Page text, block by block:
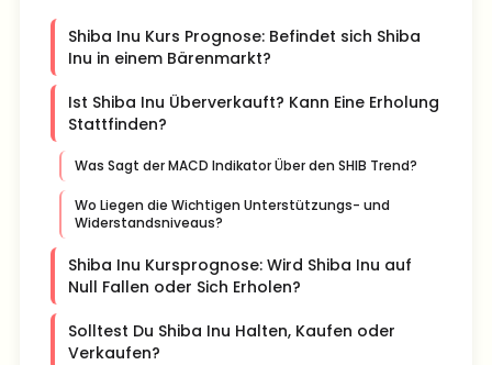
Shiba Inu Kurs Prognose: Befindet sich Shiba
Inu in einem Bärenmarkt?
Ist Shiba Inu Überverkauft? Kann Eine Erholung
Stattfinden?
Was Sagt der MACD Indikator Über den SHIB Trend?
Wo Liegen die Wichtigen Unterstützungs- und
Widerstandsniveaus?
Shiba Inu Kursprognose: Wird Shiba Inu auf
Null Fallen oder Sich Erholen?
Solltest Du Shiba Inu Halten, Kaufen oder
Verkaufen?